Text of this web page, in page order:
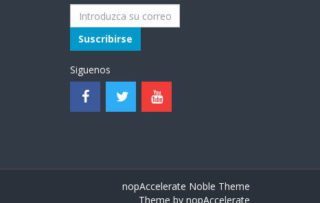
Suscribirse
Siguenos
nopAccelerate Noble Theme
Theme by nopAccelerate